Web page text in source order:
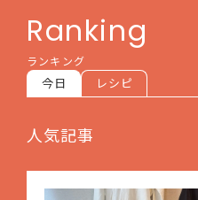
Ranking
ランキング
今日 レシピ
人気記事